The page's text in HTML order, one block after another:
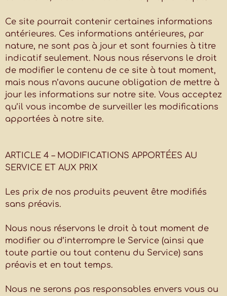
Ce site pourrait contenir certaines informations
antérieures. Ces informations antérieures, par
nature, ne sont pas à jour et sont fournies à titre
indicatif seulement. Nous nous réservons le droit
de modifier le contenu de ce site à tout moment,
mais nous n’avons aucune obligation de mettre à
jour les informations sur notre site. Vous acceptez
qu’il vous incombe de surveiller les modifications
apportées à notre site.
ARTICLE 4 – MODIFICATIONS APPORTÉES AU
SERVICE ET AUX PRIX
Les prix de nos produits peuvent être modifiés
sans préavis.
Nous nous réservons le droit à tout moment de
modifier ou d’interrompre le Service (ainsi que
toute partie ou tout contenu du Service) sans
préavis et en tout temps.
Nous ne serons pas responsables envers vous ou